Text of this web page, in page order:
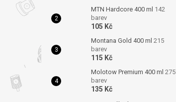
MTN Hardcore 400 ml 142
barev
105 Kč
Montana Gold 400 ml 215
barev
115 Kč
Molotow Premium 400 ml 275
barev
135 Kč